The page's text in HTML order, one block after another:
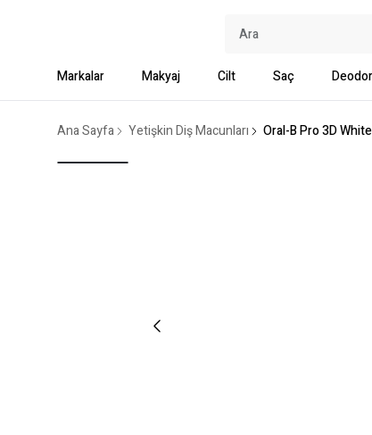
Markalar Makyaj Cilt Saç
Ana Sayfa Yetişkin Diş Macunları Oral-B Pro 3D